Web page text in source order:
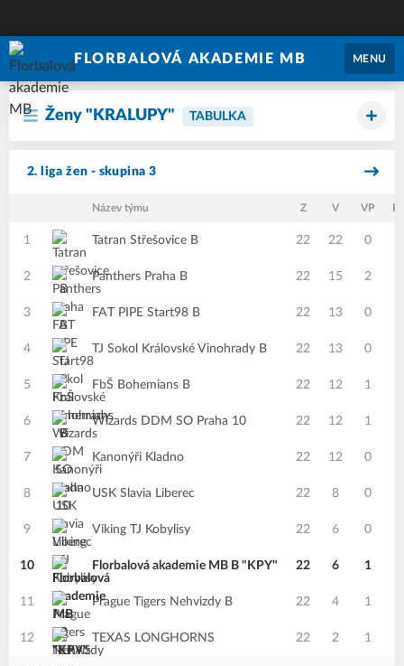
FLORBALOVÁ AKADEMIE MB MENU
Ženy "KRALUPY" TABULKA
2. liga žen - skupina 3
Název týmu Z V VP PP
1 Tatran Střešovice B 22 22 0
2 Panthers Praha B 22 15 2
3 FAT PIPE Start98 B 22 13 0
4 TJ Sokol Královské Vinohrady B 22 13 0
5 FbŠ Bohemians B 22 12 1
6 Wizards DDM SO Praha 10 22 12 1
7 Kanonýři Kladno 22 12 0
8 USK Slavia Liberec 22 8 0
9 Viking TJ Kobylisy 22 6 0
10 Florbalová akademie MB B "KPY" 22 6 1
11 Prague Tigers Nehvizdy B 22 4 1
12 TEXAS LONGHORNS 22 2 1